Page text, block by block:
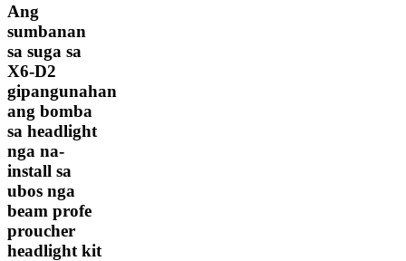
Ang
sumbanan
sa suga sa
X6-D2
gipangunahan
ang bomba
sa headlight
nga na-
install sa
ubos nga
beam profe
proucher
headlight kit